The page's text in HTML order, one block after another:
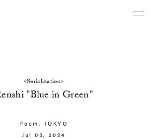
<Serialization>
"Blue in Green"
Poem, TOKYO
Jul 05, 2024